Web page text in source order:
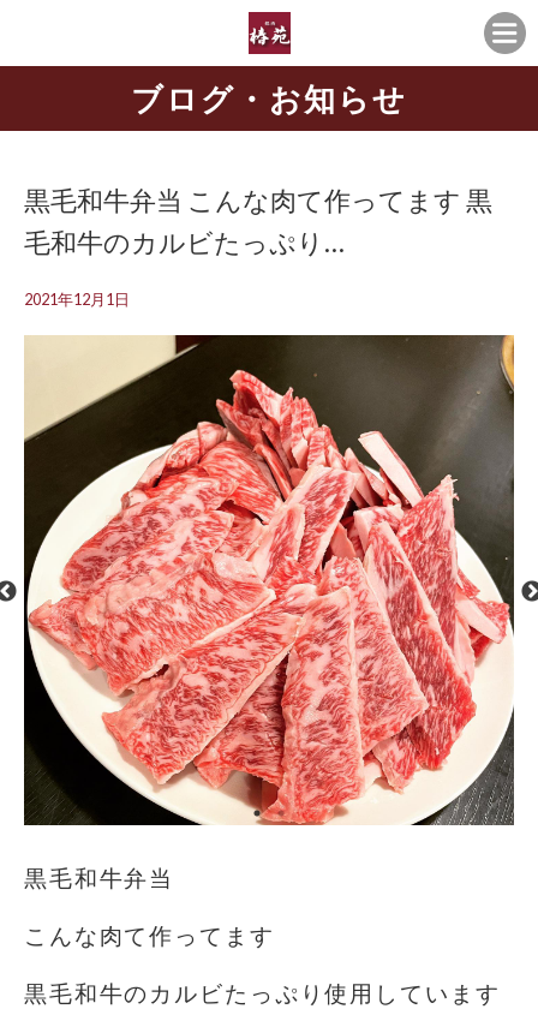
ブログ・お知らせ
黒毛和牛弁当 こんな肉て作ってます 黒
毛和牛のカルビたっぷり…
2021年12月1日
黒毛和牛弁当
こんな肉て作ってます
黒毛和牛のカルビたっぷり使用しています